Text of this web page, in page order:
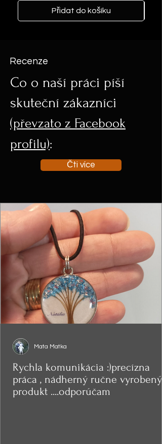
Recenze
Co o naší práci píší
skuteční zákazníci
(převzato z Facebook
profilu):
Čti více
Přidat do košíku
Rychla komunikácia :)precízna
práca , nádherný ručne vyrobený
produkt ....odporúčam
Mata Matka